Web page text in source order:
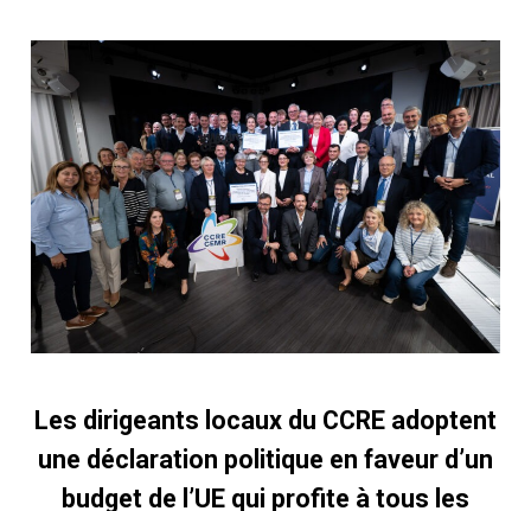
Les dirigeants locaux du CCRE adoptent
une déclaration politique en faveur d’un
budget de l’UE qui profite à tous les